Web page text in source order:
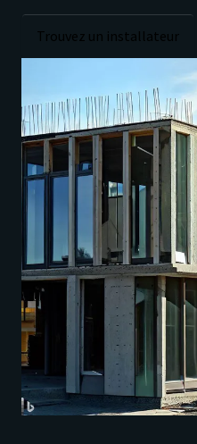
Trouvez un installateur